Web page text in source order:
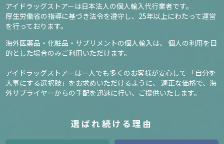
アイドラッグストアーは日本法人の個人輸入代行業者です。
厚生労働省の指導に基づき法令を遵守し、 25年以上にわたって運営
を行っております。
海外医薬品・化粧品・サプリメントの個人輸入は、
個人の利用を目
的とした場合のみご利用いただけます。
アイドラッグストアーは一人でも多くのお客様が安心して
「自分を
大事にする選択肢」をお求めいただけるように、
適正な価格で、海
外サプライヤーからの手配を迅速に行い、ご提供いたします。
選ばれ続ける理由